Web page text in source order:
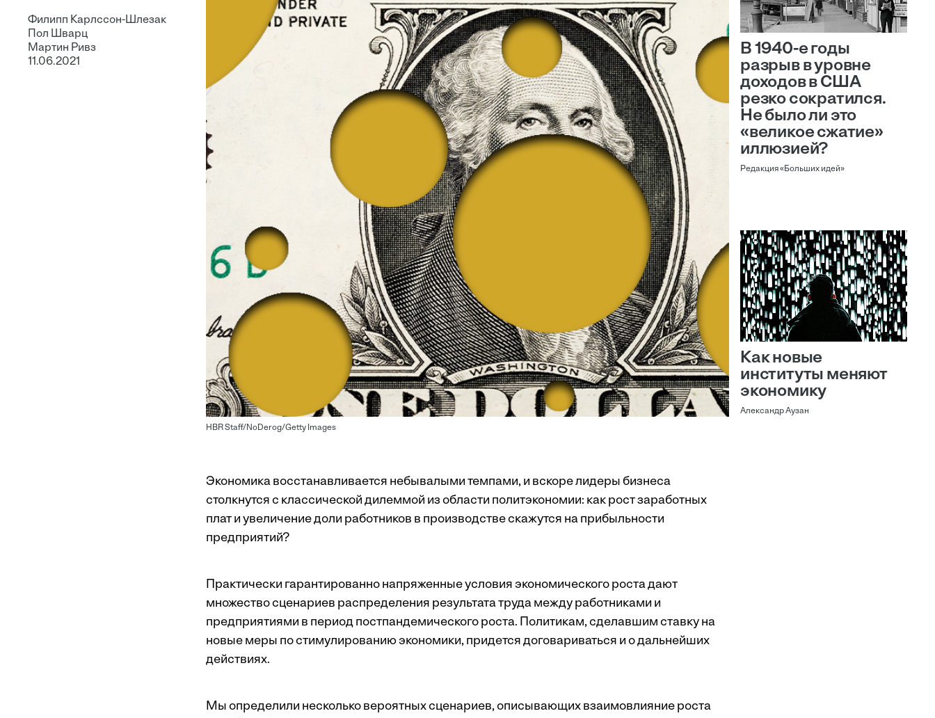
Филипп Карлссон-Шлезак
Пол Шварц
Мартин Ривз
11.06.2021
HBR Staff/NoDerog/Getty Images
В 1940-е годы
разрыв в уровне
доходов в США
резко сократился.
Не было ли это
«великое сжатие»
иллюзией?
Редакция «Больших идей»
Как новые
институты меняют
экономику
Александр Аузан
Экономика восстанавливается небывалыми темпами, и вскоре лидеры бизнеса
столкнутся с классической дилеммой из области политэкономии: как рост заработных
плат и увеличение доли работников в производстве скажутся на прибыльности
предприятий?
Практически гарантированно напряженные условия экономического роста дают
множество сценариев распределения результата труда между работниками и
предприятиями в период постпандемического роста. Политикам, сделавшим ставку на
новые меры по стимулированию экономики, придется договариваться и о дальнейших
действиях.
Мы определили несколько вероятных сценариев, описывающих взаимовлияние роста